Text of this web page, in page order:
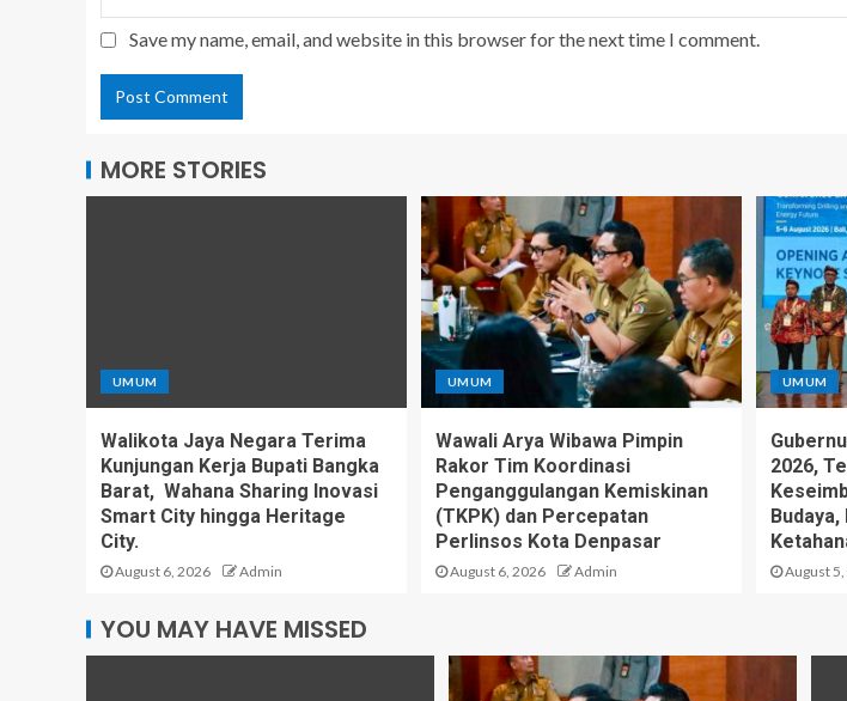
Save my name, email, and website in this browser for the next time I comment.
MORE STORIES
UMUM
Walikota Jaya Negara Terima
Kunjungan Kerja Bupati Bangka
Barat, Wahana Sharing Inovasi
Smart City hingga Heritage
City.
August 6, 2026 Admin
UMUM
Wawali Arya Wibawa Pimpin
Rakor Tim Koordinasi
Penganggulangan Kemiskinan
(TKPK) dan Percepatan
Perlinsos Kota Denpasar
August 6, 2026 Admin
UMUM
2026,
August
YOU MAY HAVE MISSED